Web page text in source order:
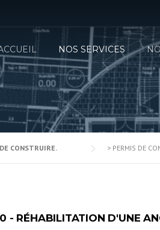
NOS SERVICES
CONSTRUIRE. > PERMIS DE
- RÉHABILITATION D'UNE